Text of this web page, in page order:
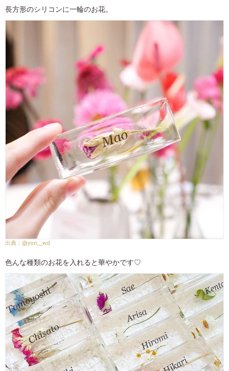
長方形のシリコンに一輪のお花。
@yon__wd
色んな種類のお花を入れると華やかです♡